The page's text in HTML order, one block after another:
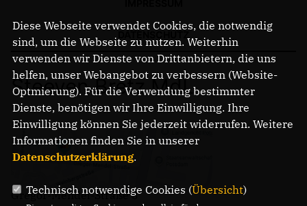
Steeven Bretz MdL
Gregor-Mendel-Straße 3
Diese Webseite verwendet Cookies, die notwendig
sind, um die Webseite zu nutzen. Weiterhin
verwenden wir Dienste von Drittanbietern, die uns
helfen, unser Webangebot zu verbessern (Website-
Optmierung). Für die Verwendung bestimmter
Dienste, benötigen wir Ihre Einwilligung. Ihre
Einwilligung können Sie jederzeit widerrufen. Weitere
Informationen finden Sie in unserer
Datenschutzerklärung.
Technisch notwendige Cookies (Übersicht)